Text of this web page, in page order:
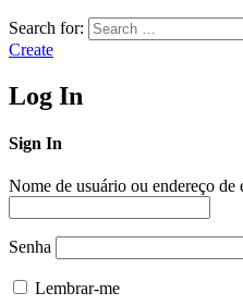
Search for:
Create
Log In
Sign In
Nome de usuário ou endereço de
Senha
Lembrar-me